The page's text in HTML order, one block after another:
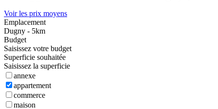
Voir les prix moyens
Emplacement
Dugny - 5km
Budget
Saisissez votre budget
Superficie souhaitée
Saisissez la superficie
annexe
appartement
commerce
maison